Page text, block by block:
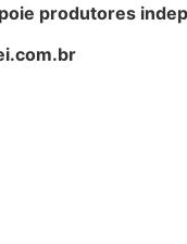
produtores